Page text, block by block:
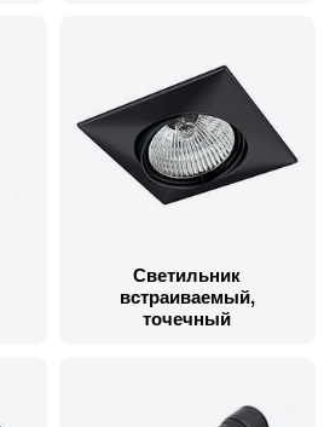
Светильник
встраиваемый,
точечный